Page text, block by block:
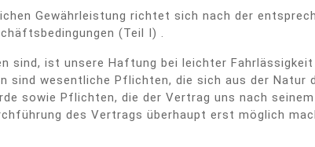
Gewährleistung richtet sich nach der
(Teil I) .
ist unsere Haftung bei leichter
sind wesentliche Pflichten, die sich aus der Natur
sowie Pflichten, die der Vertrag uns nach
des Vertrags überhaupt erst möglich